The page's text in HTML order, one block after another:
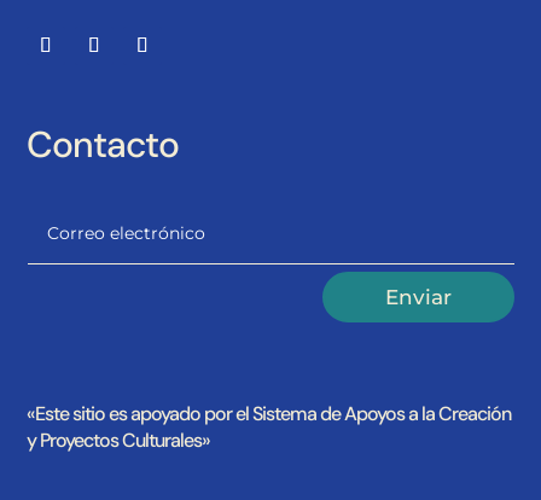
Contacto
Enviar
«Este sitio es apoyado por el Sistema de Apoyos a la Creación
y Proyectos Culturales»